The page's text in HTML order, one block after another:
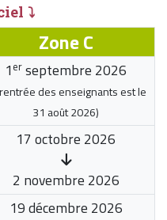
⤵
Zone C
1 er septembre 2026
des enseignants est le
31 août 2026)
17 octobre 2026
2 novembre 2026
19 décembre 2026